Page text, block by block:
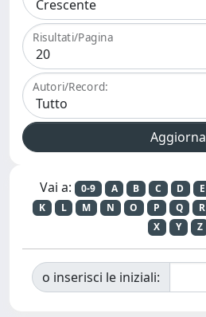
Risultati/Pagina
Autori/Record:
Vai a: 0-9 A B C D E
K
L M N O P Q R
X
Y Z
o inserisci le iniziali: